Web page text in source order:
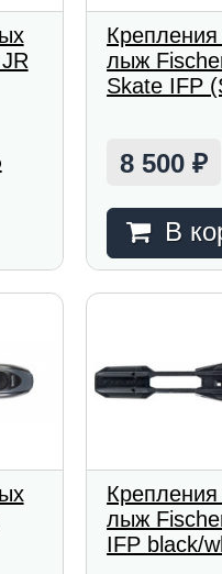
лыж
Skate IFP
8 500₽
В
лыж
IFP black/